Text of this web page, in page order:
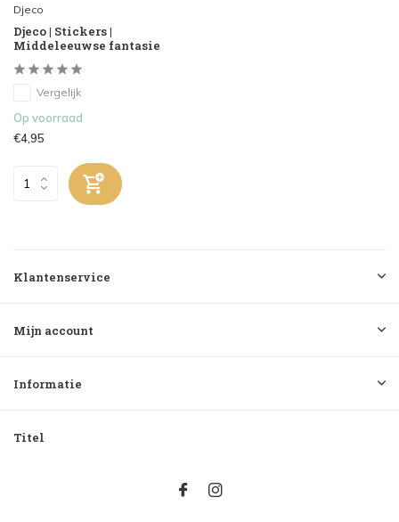
Djeco
Djeco | Stickers |
Middeleeuwse fantasie
Vergelijk
Op voorraad
€4,95
Klantenservice
Mijn account
Informatie
Titel